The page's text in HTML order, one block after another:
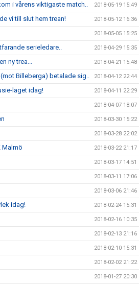
i vårens viktigaste match.. 2018-05-19 15:49
vi till slut hem trean! 2018-05-12 16:36
2018-05-05 15:25
serieledare.. 2018-04-29 15:35
ny trea... 2018-04-21 15:48
Billeberga) betalade sig.. 2018-04-12 22:44
laget idag! 2018-04-11 22:29
2018-04-07 18:07
2018-03-30 15:22
2018-03-28 22:02
Malmö 2018-03-22 21:17
2018-03-17 14:51
2018-03-11 17:06
2018-03-06 21:46
idag! 2018-02-24 15:31
2018-02-16 10:35
2018-02-13 21:16
2018-02-10 15:31
2018-02-02 21:22
2018-01-27 20:30